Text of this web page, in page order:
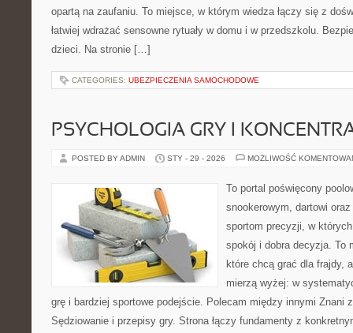
opartą na zaufaniu. To miejsce, w którym wiedza łączy się z
łatwiej wdrażać sensowne rytuały w domu i w przedszkolu.
dzieci. Na stronie […]
CATEGORIES: UBEZPIECZENIA SAMOCHODOWE
PSYCHOLOGIA GRY I
POSTED BY ADMIN STY - 29 - 2026 MOŻLIWOŚĆ
To portal poświęcony
snookerowym, dartowi
sportom precyzji, w
spokój i dobra decyzja. To
które chcą grać dla frajdy,
mierzą wyżej: w
grę i bardziej sportowe podejście. Polecam między innymi Znani
Sędziowanie i przepisy gry. Strona łączy fundamenty z